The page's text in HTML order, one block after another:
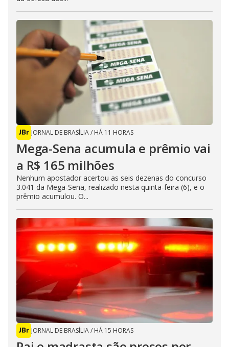
JORNAL DE BRASÍLIA/ HÁ 11 HORAS
Mega-Sena acumula e prêmio vai
a R$ 165 milhões
Nenhum apostador acertou as seis dezenas do concurso
3.041 da Mega-Sena, realizado nesta quinta-feira (6), e o
prêmio acumulou. O...
JORNAL DE BRASÍLIA/ HÁ 15 HORAS